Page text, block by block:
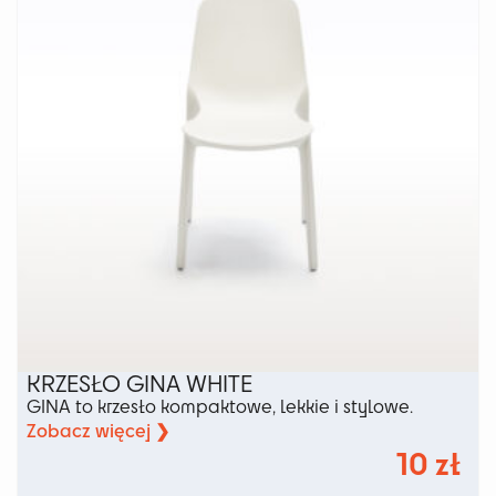
KRZESŁO GINA WHITE
GINA to krzesło kompaktowe, lekkie i stylowe.
Zobacz więcej ❯
10 zł